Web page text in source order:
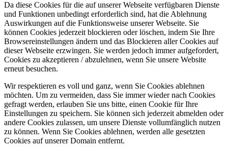
Da diese Cookies für die auf unserer Webseite verfügbaren Dienste
und Funktionen unbedingt erforderlich sind, hat die Ablehnung
Auswirkungen auf die Funktionsweise unserer Webseite. Sie
können Cookies jederzeit blockieren oder löschen, indem Sie Ihre
Browsereinstellungen ändern und das Blockieren aller Cookies auf
dieser Webseite erzwingen. Sie werden jedoch immer aufgefordert,
Cookies zu akzeptieren / abzulehnen, wenn Sie unsere Website
erneut besuchen.
Wir respektieren es voll und ganz, wenn Sie Cookies ablehnen
möchten. Um zu vermeiden, dass Sie immer wieder nach Cookies
gefragt werden, erlauben Sie uns bitte, einen Cookie für Ihre
Einstellungen zu speichern. Sie können sich jederzeit abmelden oder
andere Cookies zulassen, um unsere Dienste vollumfänglich nutzen
zu können. Wenn Sie Cookies ablehnen, werden alle gesetzten
Cookies auf unserer Domain entfernt.